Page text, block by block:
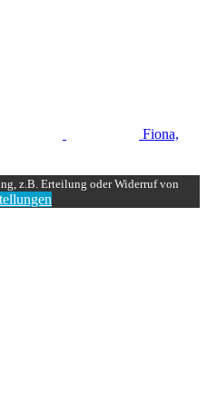
Fiona,
z.B. Erteilung oder Widerruf von